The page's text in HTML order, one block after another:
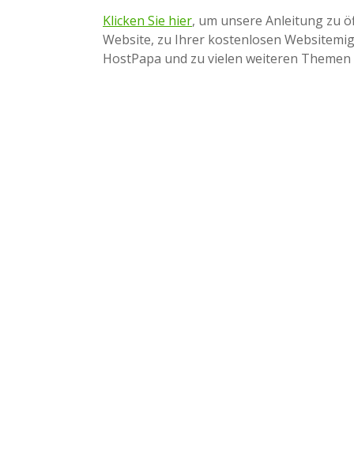
Klicken Sie hier, um unsere Anleitung zu
Website, zu Ihrer kostenlosen
HostPapa und zu vielen weiteren